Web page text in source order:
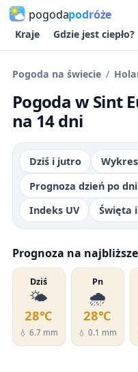
pogodapodróże
Kraje Gdzie jest ciepło?
Pogoda na świecie
Pogoda w Sint
na 14 dni
Dziś i jutro
Prognoza dzień po
Indeks UV
Święta
Prognoza na
Dziś
🌤️
28℃
💧 6.7 mm
Pn
🌧️
28℃
💧 0.1 mm